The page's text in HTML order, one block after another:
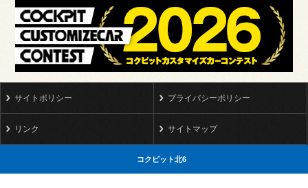
サイトポリシー プライバシーポリシー
リンク サイトマップ
コクピット北6